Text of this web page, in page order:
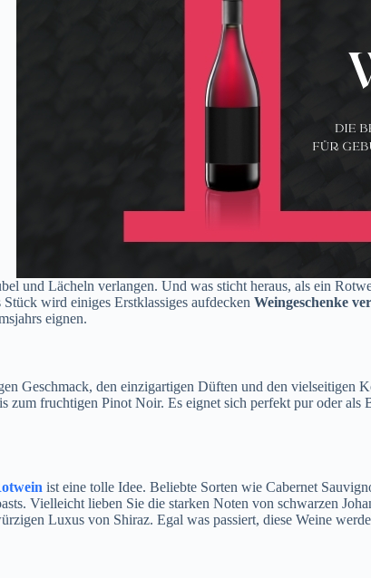
und Lächeln verlangen. Und was sticht heraus, als ein
wird einiges Erstklassiges aufdecken Weingeschenke
eignen.
Geschmack, den einzigartigen Düften und den vielseitigen
zum fruchtigen Pinot Noir. Es eignet sich perfekt pur oder
ist eine tolle Idee. Beliebte Sorten wie Cabernet
Vielleicht lieben Sie die starken Noten von schwarzen
Luxus von Shiraz. Egal was passiert, diese Weine